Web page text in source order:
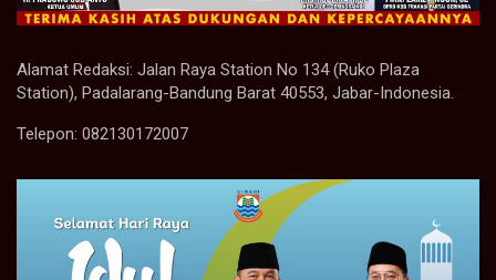
Alamat Redaksi: Jalan Raya Station No 134 (Ruko Plaza
Station), Padalarang-Bandung Barat 40553, Jabar-Indonesia.
Telepon: 082130172007